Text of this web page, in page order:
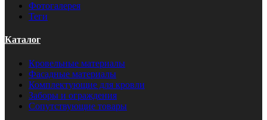
Фотогалерея
Теги
Каталог
Кровельные материалы
Фасадные материалы
Комплектующие для кровли
Заборы и ограждения
Сопутствующие товары